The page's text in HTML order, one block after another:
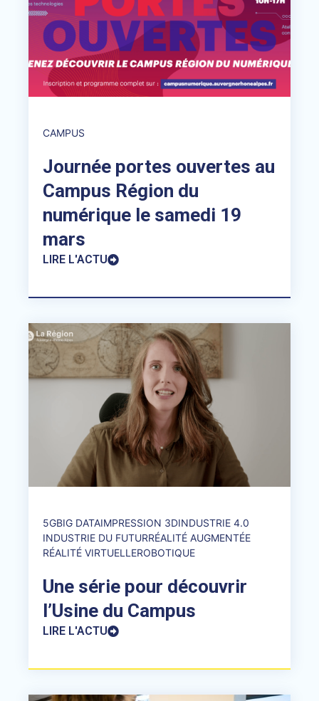
CAMPUS
Journée portes ouvertes au
Campus Région du
numérique le samedi 19
mars
LIRE L'ACTU
5GBIG DATAIMPRESSION 3DINDUSTRIE 4.0
INDUSTRIE DU FUTURRÉALITÉ AUGMENTÉE
RÉALITÉ VIRTUELLEROBOTIQUE
Une série pour découvrir
l’Usine du Campus
LIRE L'ACTU